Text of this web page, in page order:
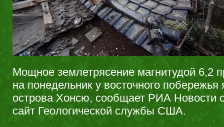
Мощное землетрясение магнитудой 6,2
на понедельник у восточного побережья
острова Хонсю, сообщает РИА Новости
сайт Геологической службы США.